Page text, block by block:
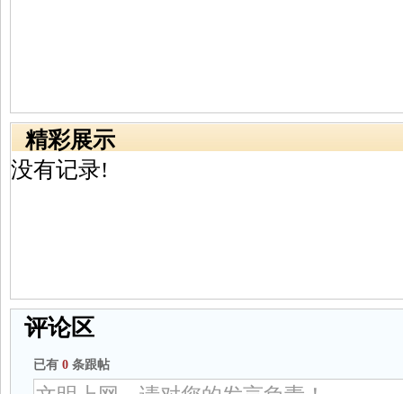
精彩展示
没有记录!
评论区
已有 0 条跟帖